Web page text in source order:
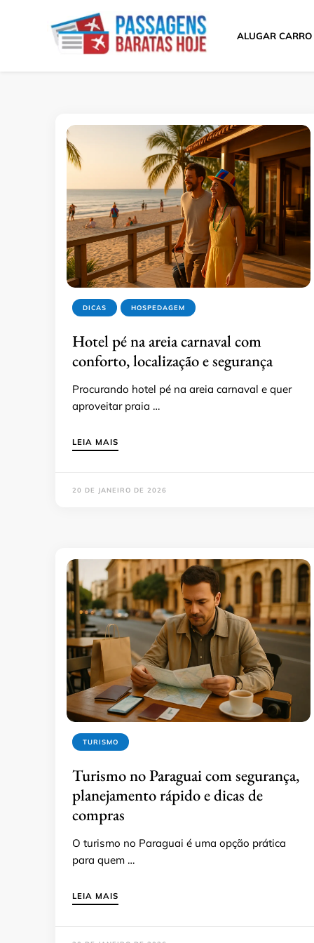
ALUGAR CARRO
DICAS HOSPEDAGEM
Hotel pé na areia carnaval com
conforto, localização e segurança
Procurando hotel pé na areia carnaval e quer
aproveitar praia …
LEIA MAIS
20 DE JANEIRO DE 2026
TURISMO
Turismo no Paraguai com segurança,
planejamento rápido e dicas de
compras
O turismo no Paraguai é uma opção prática
para quem …
LEIA MAIS